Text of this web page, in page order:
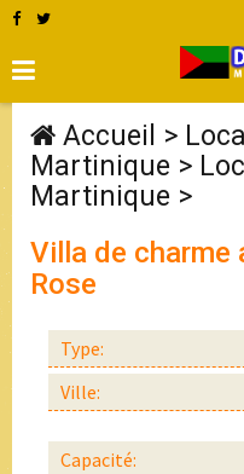
Accueil >
Martinique >
Martinique >
Villa de charme
Rose
Type:
Ville:
Capacité: